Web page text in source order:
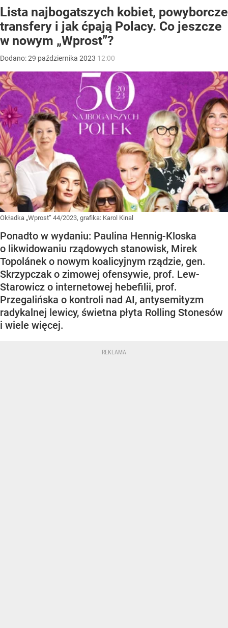
Lista najbogatszych kobiet, powyborcze
transfery i jak ćpają Polacy. Co jeszcze
w nowym „Wprost”?
Dodano:29 października 2023 12:00
Okładka „Wprost” 44/2023, grafika: Karol Kinal
Ponadto w wydaniu: Paulina Hennig-Kloska
o likwidowaniu rządowych stanowisk, Mirek
Topolánek o nowym koalicyjnym rządzie, gen.
Skrzypczak o zimowej ofensywie, prof. Lew-
Starowicz o internetowej hebefilii, prof.
Przegalińska o kontroli nad AI, antysemityzm
radykalnej lewicy, świetna płyta Rolling Stonesów
i wiele więcej.